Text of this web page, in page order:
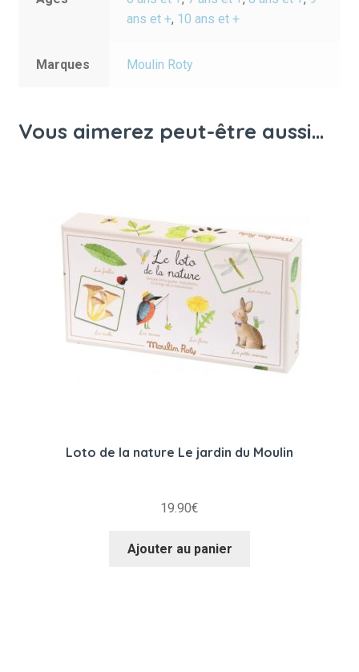
ans et +, 10 ans et +
Marques Moulin Roty
Vous aimerez peut-être aussi…
Loto de la nature Le jardin du Moulin
19.90€
Ajouter au panier